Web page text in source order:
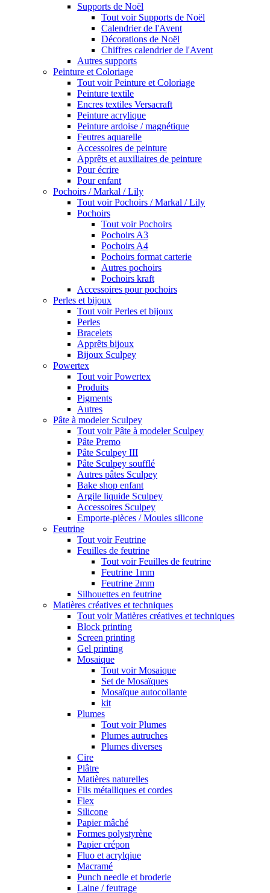
Supports de Noël
Tout voir Supports de Noël
Calendrier de l'Avent
Décorations de Noël
Chiffres calendrier de l'Avent
Autres supports
Peinture et Coloriage
Tout voir Peinture et Coloriage
Peinture textile
Encres textiles Versacraft
Peinture acrylique
Peinture ardoise / magnétique
Feutres aquarelle
Accessoires de peinture
Apprêts et auxiliaires de peinture
Pour écrire
Pour enfant
Pochoirs / Markal / Lily
Tout voir Pochoirs / Markal / Lily
Pochoirs
Tout voir Pochoirs
Pochoirs A3
Pochoirs A4
Pochoirs format carterie
Autres pochoirs
Pochoirs kraft
Accessoires pour pochoirs
Perles et bijoux
Tout voir Perles et bijoux
Perles
Bracelets
Apprêts bijoux
Bijoux Sculpey
Powertex
Tout voir Powertex
Produits
Pigments
Autres
Pâte à modeler Sculpey
Tout voir Pâte à modeler Sculpey
Pâte Premo
Pâte Sculpey III
Pâte Sculpey soufflé
Autres pâtes Sculpey
Bake shop enfant
Argile liquide Sculpey
Accessoires Sculpey
Emporte-pièces / Moules silicone
Feutrine
Tout voir Feutrine
Feuilles de feutrine
Tout voir Feuilles de feutrine
Feutrine 1mm
Feutrine 2mm
Silhouettes en feutrine
Matières créatives et techniques
Tout voir Matières créatives et techniques
Block printing
Screen printing
Gel printing
Mosaique
Tout voir Mosaique
Set de Mosaïques
Mosaïque autocollante
kit
Plumes
Tout voir Plumes
Plumes autruches
Plumes diverses
Cire
Plâtre
Matières naturelles
Fils métalliques et cordes
Flex
Silicone
Papier mâché
Formes polystyrène
Papier crépon
Fluo et acrylqiue
Macramé
Punch needle et broderie
Laine / feutrage